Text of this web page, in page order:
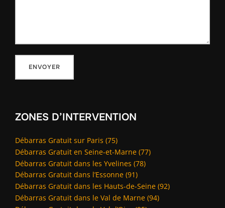
ZONES D’INTERVENTION
Débarras Gratuit sur Paris (75)
Débarras Gratuit en Seine-et-Marne (77)
Débarras Gratuit dans les Yvelines (78)
Débarras Gratuit dans l’Essonne (91)
Débarras Gratuit dans les Hauts-de-Seine (92)
Débarras Gratuit dans le Val de Marne (94)